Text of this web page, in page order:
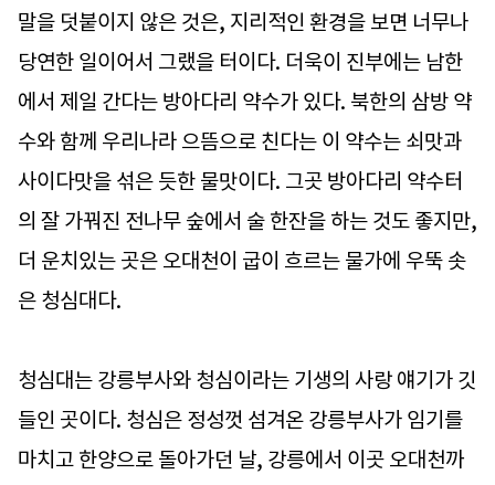
말을 덧붙이지 않은 것은, 지리적인 환경을 보면 너무나
당연한 일이어서 그랬을 터이다. 더욱이 진부에는 남한
에서 제일 간다는 방아다리 약수가 있다. 북한의 삼방 약
수와 함께 우리나라 으뜸으로 친다는 이 약수는 쇠맛과
사이다맛을 섞은 듯한 물맛이다. 그곳 방아다리 약수터
의 잘 가꿔진 전나무 숲에서 술 한잔을 하는 것도 좋지만,
더 운치있는 곳은 오대천이 굽이 흐르는 물가에 우뚝 솟
은 청심대다.
청심대는 강릉부사와 청심이라는 기생의 사랑 얘기가 깃
들인 곳이다. 청심은 정성껏 섬겨온 강릉부사가 임기를
마치고 한양으로 돌아가던 날, 강릉에서 이곳 오대천까